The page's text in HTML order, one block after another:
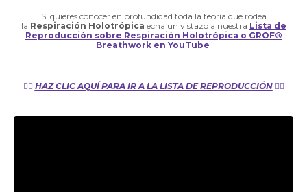
Si quieres conocer en profundidad toda la teoría que rodea
la Respiración Holotrópica echa un vistazo a nuestra Lista de
Reproducción sobre Respiración Holotrópica o GROF®
Breathwork en YouTube
👉🏼 HAZ CLIC AQUÍ PARA IR A LA LISTA DE REPRODUCCIÓN👈🏼